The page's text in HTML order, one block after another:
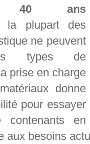
40 ans
la plupart des
ne peuvent
types de
prise en charge
donne
pour essayer
contenants en
aux besoins